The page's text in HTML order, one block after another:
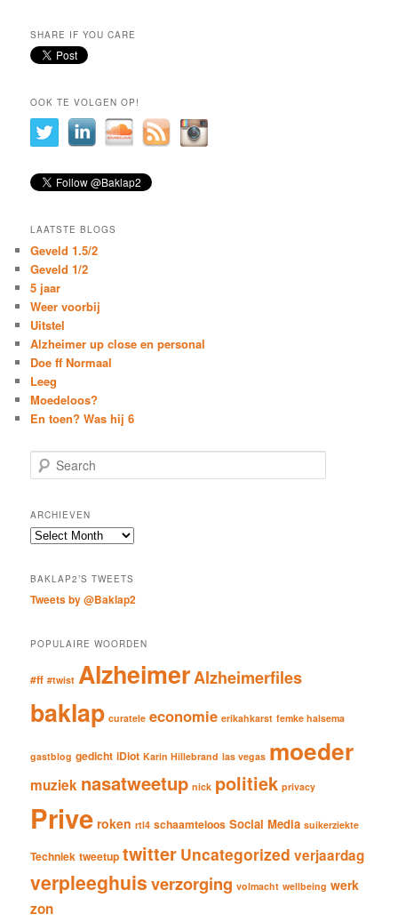
SHARE IF YOU CARE
OOK TE VOLGEN OP!
LAATSTE BLOGS
Geveld 1.5/2
Geveld 1/2
5 jaar
Weer voorbij
Uitstel
Alzheimer up close en personal
Doe ff Normaal
Leeg
Moedeloos?
En toen? Was hij 6
e
r
c
h
ARCHIEVEN
Archieven
BAKLAP2’S TWEETS
Tweets by @Baklap2
POPULAIRE WOORDEN
#ff #twist AlzheimerAlzheimerfiles
baklap curatele economie erikahkarst femke halsema
gastblog gedicht iDiot Karin Hillebrand las vegas moeder
muziek nasatweetup nick politiek privacy
Prive roken rtl4 schaamteloos Social Media suikerziekte
Techniek tweetup twitter Uncategorized verjaardag
verpleeghuisverzorging volmacht wellbeing werk
zon